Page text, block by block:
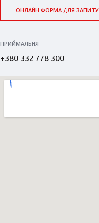
ОНЛАЙН ФОРМА ДЛЯ ЗАПИТУ
ПРИЙМАЛЬНЯ
+380 332 778 300